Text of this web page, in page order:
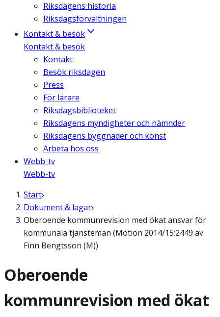
Riksdagens historia
Riksdagsförvaltningen
Kontakt & besök
Kontakt & besök
Kontakt
Besök riksdagen
Press
För lärare
Riksdagsbiblioteket
Riksdagens myndigheter och nämnder
Riksdagens byggnader och konst
Arbeta hos oss
Webb-tv
Webb-tv
Start
Dokument & lagar
Oberoende kommunrevision med ökat ansvar för
kommunala tjänstemän (Motion 2014/15:2449 av
Finn Bengtsson (M))
Oberoende
kommunrevision med ökat